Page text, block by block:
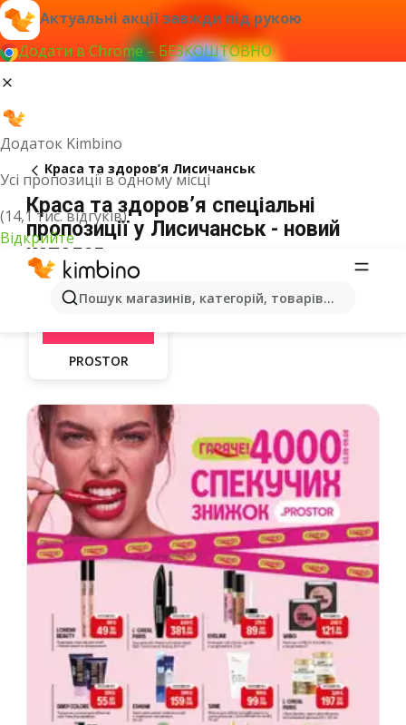
Актуальні акції завжди під рукою
Додати в Chrome – БЕЗКОШТОВНО
Додаток Kimbino
Усі пропозиції в одному місці
(14,1 тис. відгуків)
Відкрийте
Пошук магазинів, категорій, товарів...
Краса та здоров’я Лисичанськ
Краса та здоров’я спеціальні
пропозиції у Лисичанськ - новий
каталог
PROSTOR